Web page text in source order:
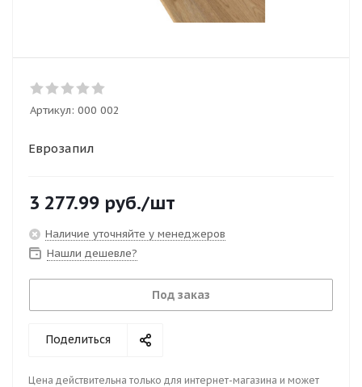
Артикул: 000 002
Еврозапил
3 277.99 руб./шт
Наличие уточняйте у менеджеров
Нашли дешевле?
Под заказ
Поделиться
Цена действительна только для интернет-магазина и может